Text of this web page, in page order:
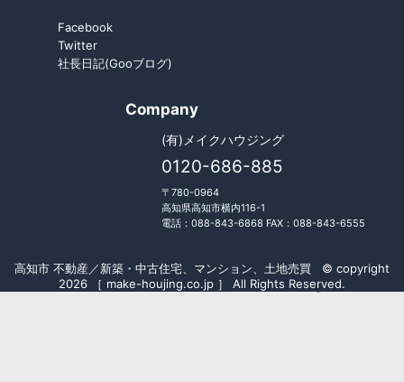
Facebook
Twitter
社長日記(Gooブログ)
Company
(有)メイクハウジング
0120-686-885
〒780-0964
高知県高知市横内116-1
電話：088-843-6868 FAX：088-843-6555
高知市 不動産／新築・中古住宅、マンション、土地売買 © copyright
2026 ［ make-houjing.co.jp ］ All Rights Reserved.
Fudousan Plugin Ver.5.7.0